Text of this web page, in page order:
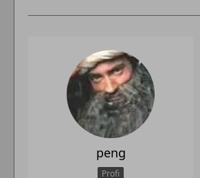
peng
Profi